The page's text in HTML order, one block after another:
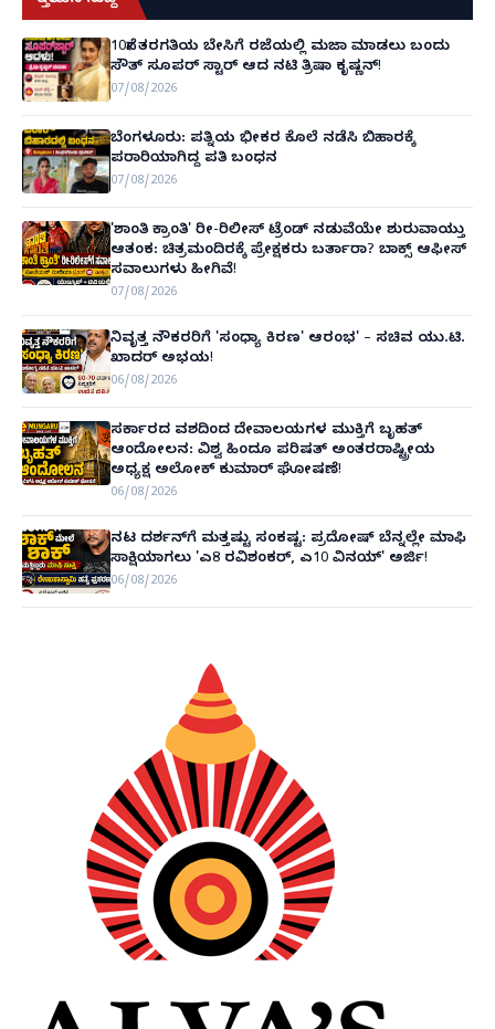
10ನೇ ತರಗತಿಯ ಬೇಸಿಗೆ ರಜೆಯಲ್ಲಿ ಮಜಾ ಮಾಡಲು ಬಂದು
ಸೌತ್ ಸೂಪರ್ ಸ್ಟಾರ್ ಆದ ನಟಿ ತ್ರಿಷಾ ಕೃಷ್ಣನ್!
07/08/2026
ಬೆಂಗಳೂರು: ಪತ್ನಿಯ ಭೀಕರ ಕೊಲೆ ನಡೆಸಿ ಬಿಹಾರಕ್ಕೆ
ಪರಾರಿಯಾಗಿದ್ದ ಪತಿ ಬಂಧನ
07/08/2026
'ಶಾಂತಿ ಕ್ರಾಂತಿ' ರೀ-ರಿಲೀಸ್ ಟ್ರೆಂಡ್ ನಡುವೆಯೇ ಶುರುವಾಯ್ತು
ಆತಂಕ: ಚಿತ್ರಮಂದಿರಕ್ಕೆ ಪ್ರೇಕ್ಷಕರು ಬರ್ತಾರಾ? ಬಾಕ್ಸ್ ಆಫೀಸ್
ಸವಾಲುಗಳು ಹೀಗಿವೆ!
07/08/2026
ನಿವೃತ್ತ ನೌಕರರಿಗೆ 'ಸಂಧ್ಯಾ ಕಿರಣ' ಆರಂಭ' – ಸಚಿವ ಯು.ಟಿ.
ಖಾದರ್ ಅಭಯ!
06/08/2026
ಸರ್ಕಾರದ ವಶದಿಂದ ದೇವಾಲಯಗಳ ಮುಕ್ತಿಗೆ ಬೃಹತ್
ಆಂದೋಲನ: ವಿಶ್ವ ಹಿಂದೂ ಪರಿಷತ್ ಅಂತರರಾಷ್ಟ್ರೀಯ
ಅಧ್ಯಕ್ಷ ಅಲೋಕ್ ಕುಮಾರ್ ಘೋಷಣೆ!
06/08/2026
ನಟ ದರ್ಶನ್‌ಗೆ ಮತ್ತಷ್ಟು ಸಂಕಷ್ಟ: ಪ್ರದೋಷ್ ಬೆನ್ನಲ್ಲೇ ಮಾಫಿ
ಸಾಕ್ಷಿಯಾಗಲು 'ಎ8 ರವಿಶಂಕರ್, ಎ10 ವಿನಯ್' ಅರ್ಜಿ!
06/08/2026